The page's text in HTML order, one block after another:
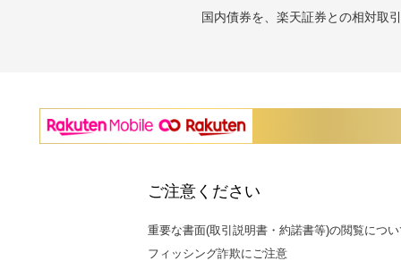
国内債券を、楽天証券との相対取
ご注意ください
重要な書面(取引説明書・約諾書等)の閲覧につ
フィッシング詐欺にご注意